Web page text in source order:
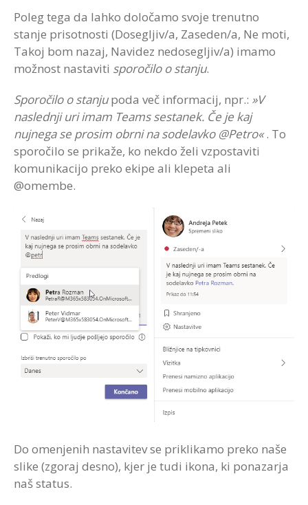
Poleg tega da lahko določamo svoje trenutno
stanje prisotnosti (Dosegljiv/a, Zaseden/a, Ne moti,
Takoj bom nazaj, Navidez nedosegljiv/a) imamo
možnost nastaviti sporočilo o stanju.
Sporočilo o stanjupoda več informacij, npr.: »V
naslednji uri imam Teams sestanek. Če je kaj
nujnega se prosim obrni na sodelavko @Petro«. To
sporočilo se prikaže, ko nekdo želi vzpostaviti
komunikacijo preko ekipe ali klepeta ali
@omembe.
Do omenjenih nastavitev se priklikamo preko naše
slike (zgoraj desno), kjer je tudi ikona, ki ponazarja
naš status.